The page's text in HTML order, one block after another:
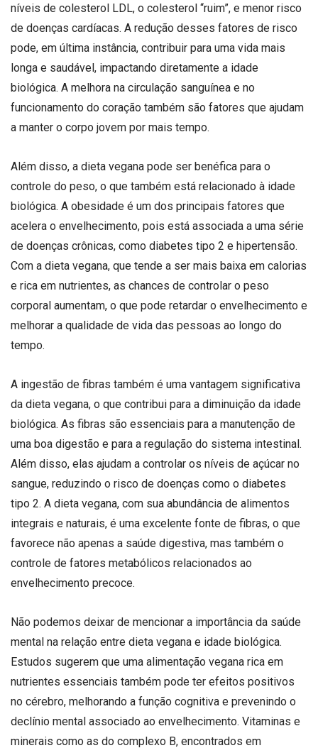
níveis de colesterol LDL, o colesterol “ruim”, e menor risco
de doenças cardíacas. A redução desses fatores de risco
pode, em última instância, contribuir para uma vida mais
longa e saudável, impactando diretamente a idade
biológica. A melhora na circulação sanguínea e no
funcionamento do coração também são fatores que ajudam
a manter o corpo jovem por mais tempo.
Além disso, a dieta vegana pode ser benéfica para o
controle do peso, o que também está relacionado à idade
biológica. A obesidade é um dos principais fatores que
acelera o envelhecimento, pois está associada a uma série
de doenças crônicas, como diabetes tipo 2 e hipertensão.
Com a dieta vegana, que tende a ser mais baixa em calorias
e rica em nutrientes, as chances de controlar o peso
corporal aumentam, o que pode retardar o envelhecimento e
melhorar a qualidade de vida das pessoas ao longo do
tempo.
A ingestão de fibras também é uma vantagem significativa
da dieta vegana, o que contribui para a diminuição da idade
biológica. As fibras são essenciais para a manutenção de
uma boa digestão e para a regulação do sistema intestinal.
Além disso, elas ajudam a controlar os níveis de açúcar no
sangue, reduzindo o risco de doenças como o diabetes
tipo 2. A dieta vegana, com sua abundância de alimentos
integrais e naturais, é uma excelente fonte de fibras, o que
favorece não apenas a saúde digestiva, mas também o
controle de fatores metabólicos relacionados ao
envelhecimento precoce.
Não podemos deixar de mencionar a importância da saúde
mental na relação entre dieta vegana e idade biológica.
Estudos sugerem que uma alimentação vegana rica em
nutrientes essenciais também pode ter efeitos positivos
no cérebro, melhorando a função cognitiva e prevenindo o
declínio mental associado ao envelhecimento. Vitaminas e
minerais como as do complexo B, encontrados em